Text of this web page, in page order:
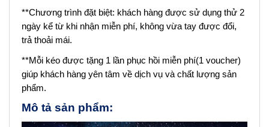
**Chương trình đặt biệt: khách hàng được sử dụng thử 2
ngày kể từ khi nhận miễn phí, không vừa tay được đổi,
trả thoải mái.
**Mỗi kéo được tặng 1 lần phục hồi miễn phí(1 voucher)
giúp khách hàng yên tâm về dịch vụ và chất lượng sản
phẩm.
Mô tả sản phẩm: